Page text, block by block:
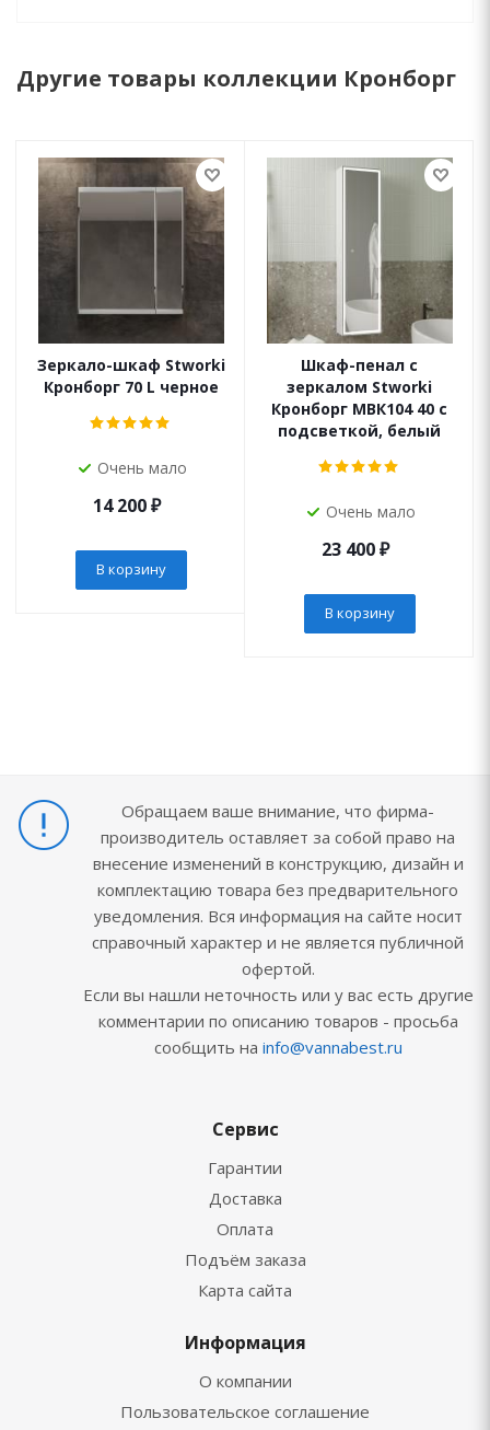
Другие товары коллекции Кронборг
Зеркало-шкаф Stworki
Кронборг 70 L черное
Очень мало
14 200₽
В корзину
Шкаф-пенал с
зеркалом Stworki
Кронборг МВК104 40 с
подсветкой, белый
Очень мало
23 400₽
В корзину
Обращаем ваше внимание, что фирма-
производитель оставляет за собой право на
внесение изменений в конструкцию, дизайн и
комплектацию товара без предварительного
уведомления. Вся информация на сайте носит
справочный характер и не является публичной
офертой.
Если вы нашли неточность или у вас есть другие
комментарии по описанию товаров - просьба
сообщить на info@vannabest.ru
Сервис
Гарантии
Доставка
Оплата
Подъём заказа
Карта сайта
Информация
О компании
Пользовательское соглашение